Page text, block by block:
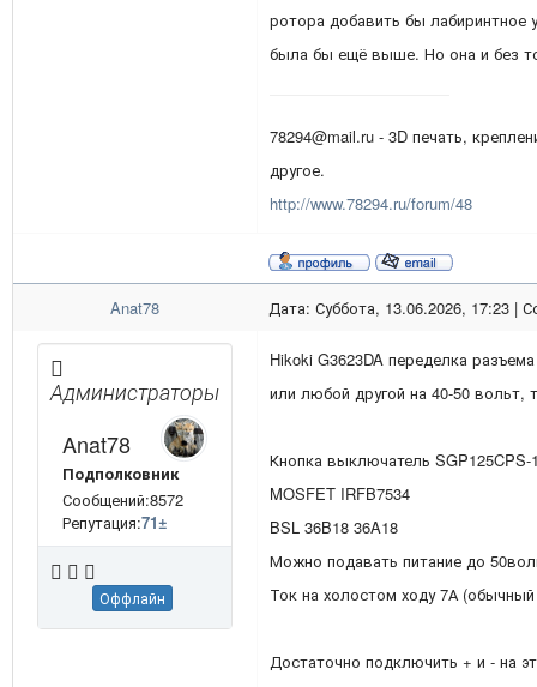
ротора добавить бы лабиринтное
была бы ещё выше. Но она и без
78294@mail.ru - 3D печать,
другое.
http://www.78294.ru/forum/48
Anat78 Дата: Суббота, 13.06.2026, 17:23 |
Администраторы
Anat78
Подполковник
Сообщений:8572
Репутация:71±
Оффлайн
Hikoki G3623DA переделка
или любой другой на 40-50 вольт,
Кнопка выключатель SGP125CPS-
MOSFET IRFB7534
BSL 36B18 36A18
Можно подавать питание до
Ток на холостом ходу 7А
Достаточно подключить + и - на